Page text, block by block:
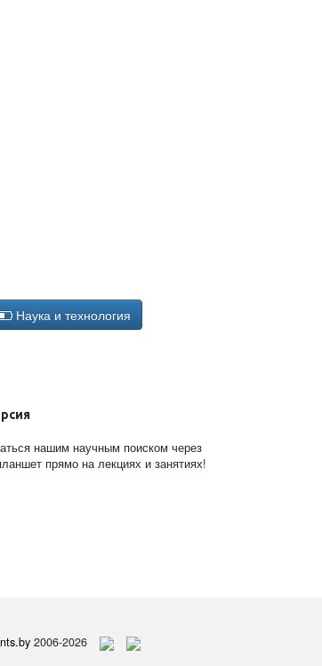
Наука и технология
нашим научным поиском через
прямо на лекциях и занятиях!
2006-2026